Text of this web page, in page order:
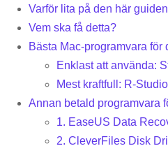
Varför lita på den här
Vem ska få detta?
Bästa Mac-programvara för
Enklast att använda:
Mest kraftfull: R-
Annan betald programvara
1. EaseUS Data
2. CleverFiles Disk